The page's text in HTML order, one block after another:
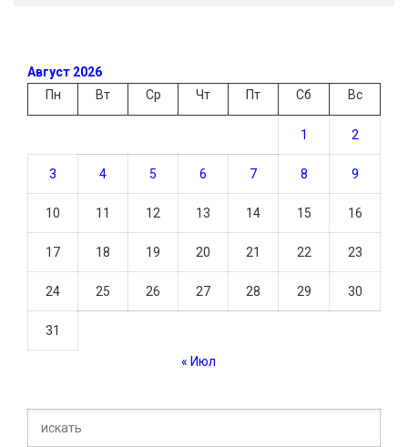
Август 2026
Пн
Вт Ср Чт Пт Сб Вс
1 2
3 4 5 6 7 8 9
10 11 12 13 14 15 16
17 18 19 20 21 22 23
24 25 26 27 28 29 30
31
« Июл